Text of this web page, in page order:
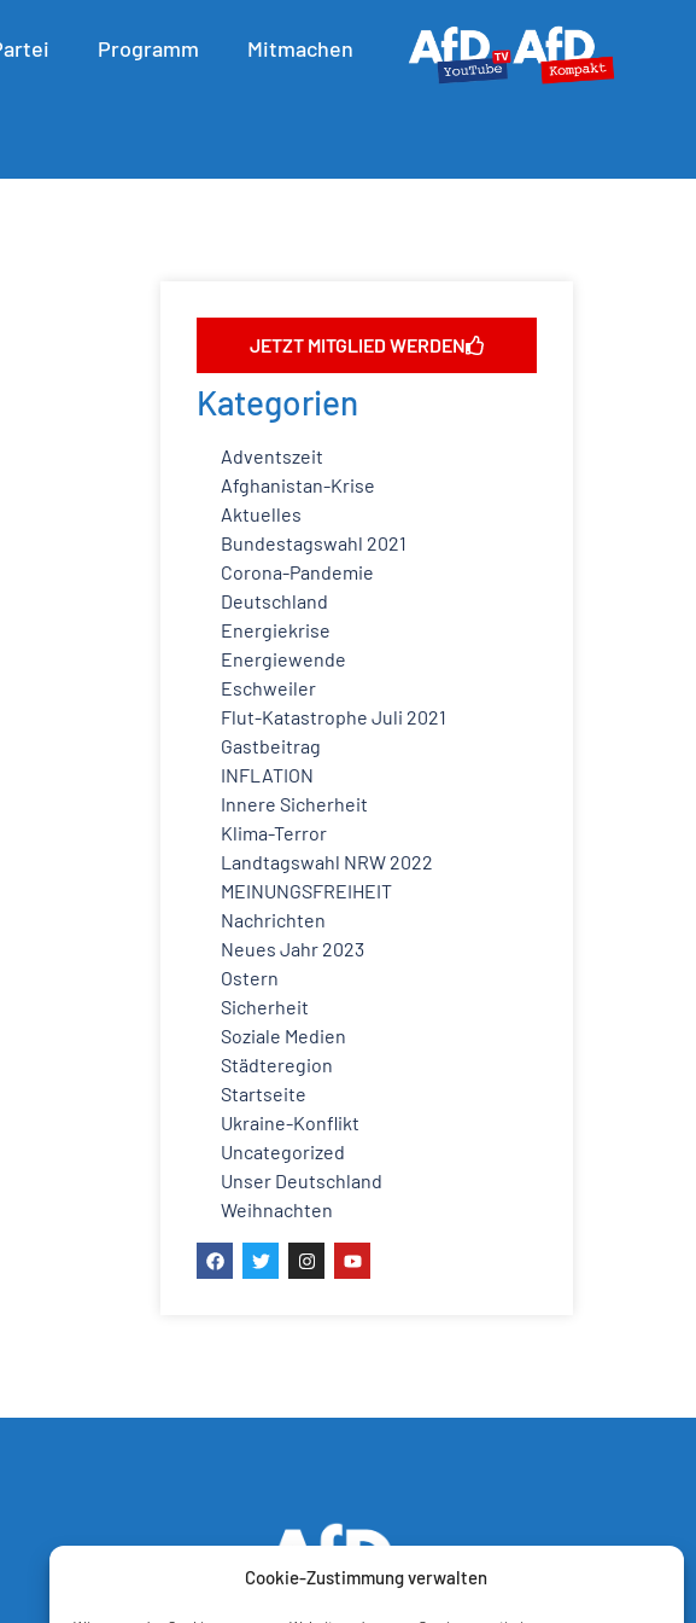
Cookie-Zustimmung verwalten
Programm
Mitmachen
JETZT MITGLIED WERDEN
Kategorien
Adventszeit
Afghanistan-Krise
Aktuelles
Bundestagswahl 2021
Corona-Pandemie
Deutschland
Energiekrise
Energiewende
Eschweiler
Flut-Katastrophe Juli 2021
Gastbeitrag
INFLATION
Innere Sicherheit
Klima-Terror
Landtagswahl NRW 2022
MEINUNGSFREIHEIT
Nachrichten
Neues Jahr 2023
Ostern
Sicherheit
Soziale Medien
Städteregion
Startseite
Ukraine-Konflikt
Uncategorized
Unser Deutschland
Weihnachten